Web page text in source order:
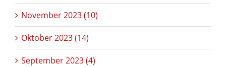
November 2023 (10)
Oktober 2023 (14)
September 2023 (4)